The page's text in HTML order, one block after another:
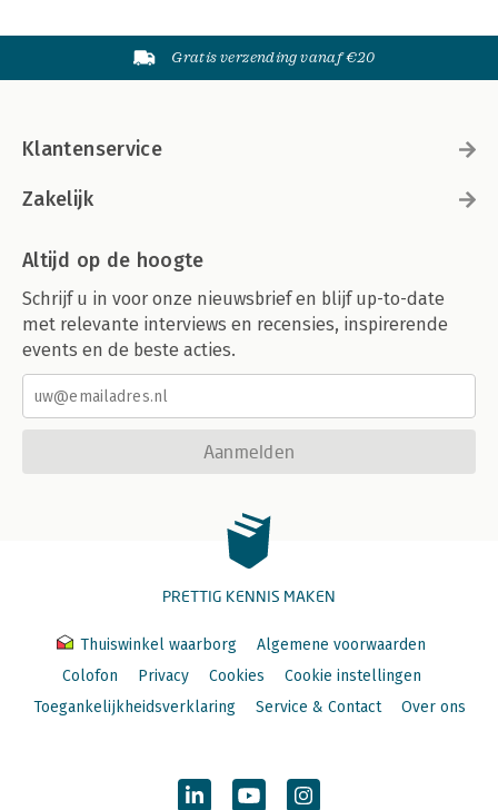
Gratis verzending vanaf €20
Klantenservice
Zakelijk
Altijd op de hoogte
Schrijf u in voor onze nieuwsbrief en blijf up-to-date
met relevante interviews en recensies, inspirerende
events en de beste acties.
Aanmelden
PRETTIG KENNIS MAKEN
Thuiswinkel waarborg
Algemene voorwaarden
Colofon
Privacy Cookies
Cookie instellingen
Toegankelijkheidsverklaring
Service & Contact Over ons